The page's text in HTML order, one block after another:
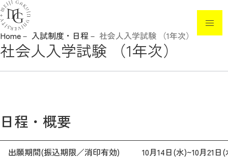
ニュース
イベント・見学
高校教員の方へ
Home 入試制度・日程 社会人入学試験 （1年次）
社会人入学試験 （1年次）
日程・概要
出願期間(振込期限／消印有効)
10月14日(水)~10月21日